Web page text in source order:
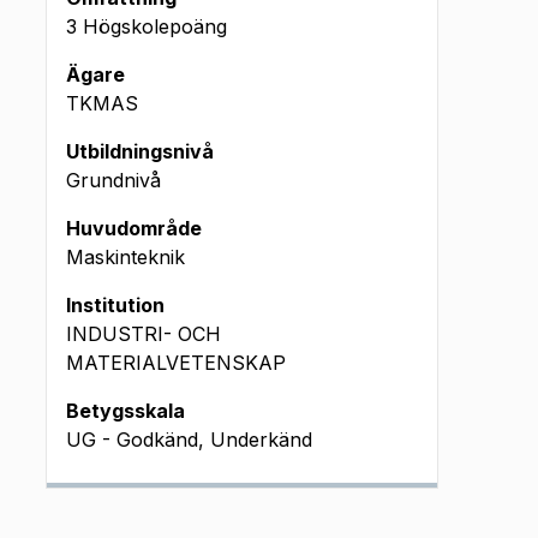
3 Högskolepoäng
Ägare
TKMAS
Utbildningsnivå
Grundnivå
Huvudområde
Maskinteknik
Institution
INDUSTRI- OCH
MATERIALVETENSKAP
Betygsskala
UG - Godkänd, Underkänd